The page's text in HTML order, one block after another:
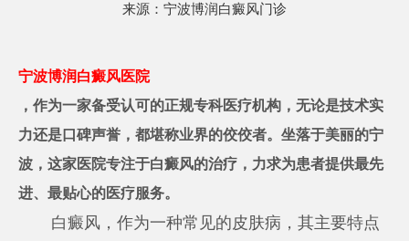
来源： 宁波博润白癜风门诊
宁波博润白癜风医院
，作为一家备受认可的正规专科医疗机构，无论是技术实
力还是口碑声誉，都堪称业界的佼佼者。坐落于美丽的宁
波，这家医院专注于白癜风的治疗，力求为患者提供最先
进、最贴心的医疗服务。
白癜风，作为一种常见的皮肤病，其主要特点